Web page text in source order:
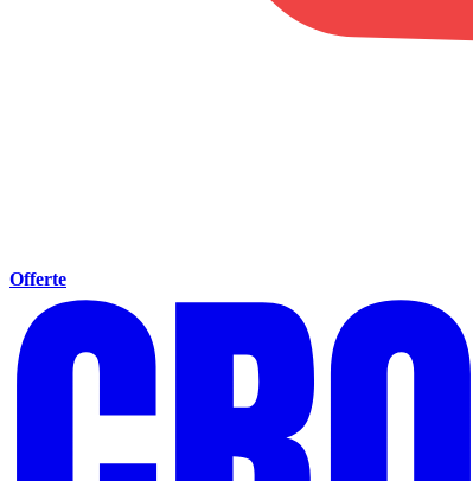
Offerte